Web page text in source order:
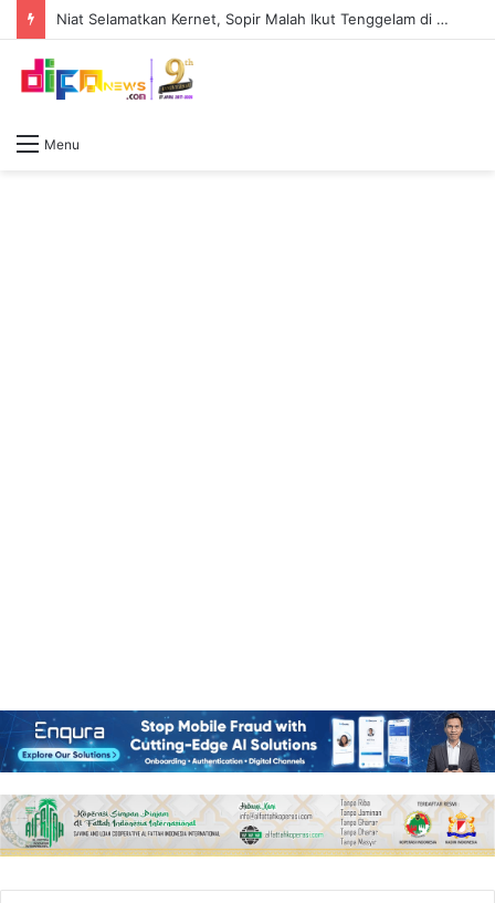
Niat Selamatkan Kernet, Sopir Malah Ikut Tenggelam di Sungai Baung
Menu